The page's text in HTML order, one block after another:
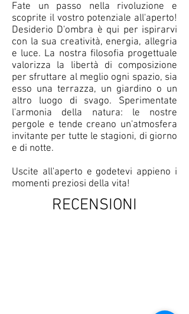
Fate un passo nella rivoluzione e
scoprite il vostro potenziale all'aperto!
Desiderio D'ombra è qui per ispirarvi
con la sua creatività, energia, allegria
e luce. La nostra filosofia progettuale
valorizza la libertà di composizione
per sfruttare al meglio ogni spazio, sia
esso una terrazza, un giardino o un
altro luogo di svago. Sperimentate
l'armonia della natura: le nostre
pergole e tende creano un'atmosfera
invitante per tutte le stagioni, di giorno
e di notte.
Uscite all'aperto e godetevi appieno i
momenti preziosi della vita!
RECENSIONI